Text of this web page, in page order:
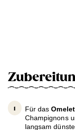
Für das
Champignons
langsam